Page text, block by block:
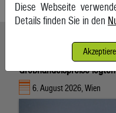
Ähnliche Artikel
Großhandelspreise
6. August 2026, Wien
Diese Webseite
Details finden Sie in den